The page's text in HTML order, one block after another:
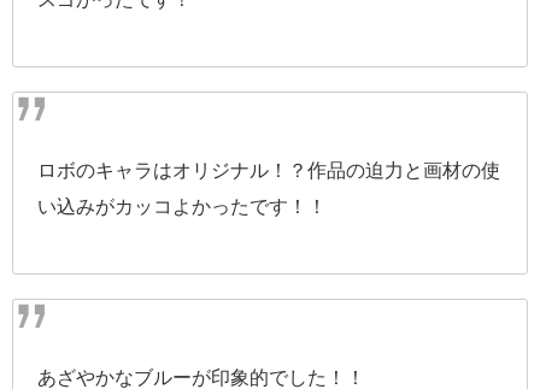
ロボのキャラはオリジナル！？作品の迫力と画材の使
い込みがカッコよかったです！！
あざやかなブルーが印象的でした！！